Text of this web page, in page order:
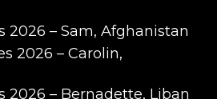
2026 – Sam, Afghanistan
2026 – Carolin,
2026 – Bernadette, Liban